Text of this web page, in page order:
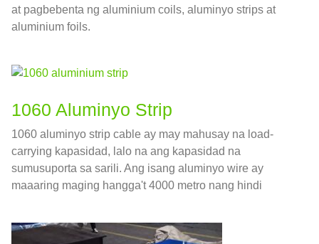
at pagbebenta ng aluminium coils, aluminyo strips at
aluminium foils.
1060 Aluminyo Strip
1060 aluminyo strip cable ay may mahusay na load-
carrying kapasidad, lalo na ang kapasidad na
sumusuporta sa sarili. Ang isang aluminyo wire ay
maaaring maging hangga't 4000 metro nang hindi